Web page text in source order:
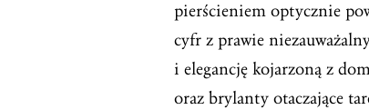
pierścieniem optycznie
cyfr z prawie
i elegancję kojarzoną z
oraz brylanty otaczające